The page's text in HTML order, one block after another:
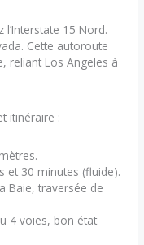
15 Nord.
Cette autoroute
reliant Los Angeles à
itinéraire :
et 30 minutes (fluide).
Baie, traversée de
4 voies, bon état